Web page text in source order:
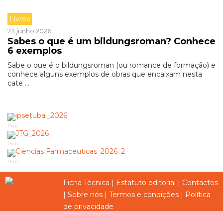
Livros
23 junho 2026
Sabes o que é um bildungsroman? Conhece
6 exemplos
Sabe o que é o bildungsroman (ou romance de formação) e
conhece alguns exemplos de obras que encaixam nesta
cate ...
Pub
Pub
Pub
Ficha Técnica | Estatuto editorial | Contactos
| Sobre nós | Termos e condições | Política
de privacidade